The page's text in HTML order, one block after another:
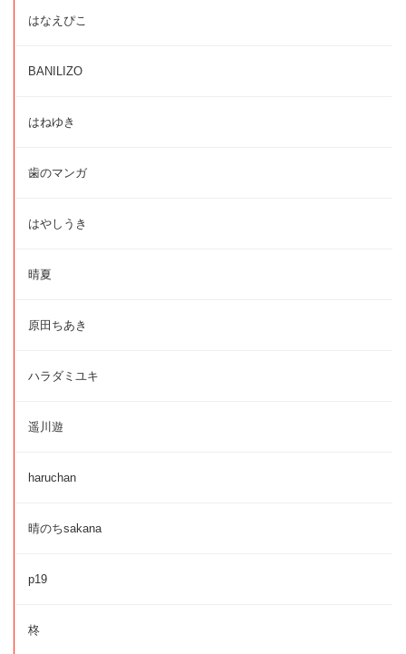
はなえぴこ
BANILIZO
はねゆき
歯のマンガ
はやしうき
晴夏
原田ちあき
ハラダミユキ
遥川遊
haruchan
晴のちsakana
p19
柊